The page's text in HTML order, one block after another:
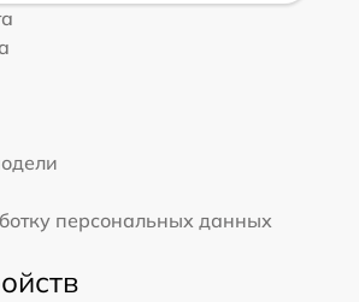
персональных данных